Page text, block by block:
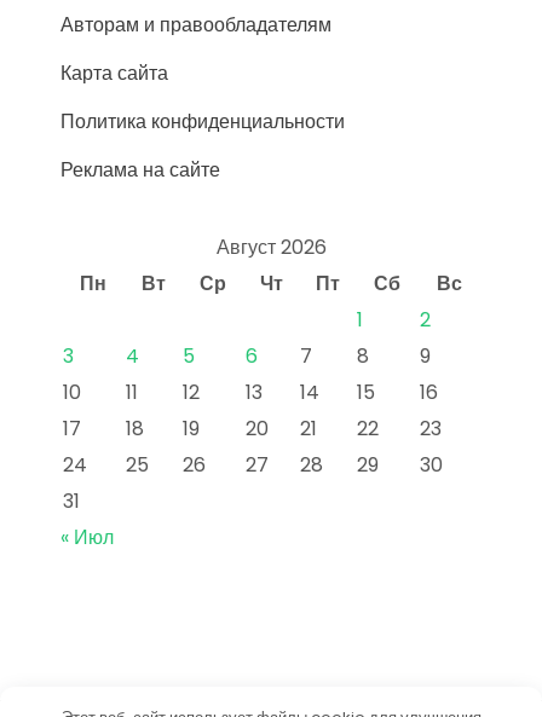
Авторам и правообладателям
Карта сайта
Политика конфиденциальности
Реклама на сайте
Август 2026
Пн
Вт Ср Чт Пт Сб
Вс
1
2
3
4 5 6 7 8
9
10
11 12 13 14 15
16
17
18 19 20 21 22
23
24
25 26 27 28 29
30
31
« Июл